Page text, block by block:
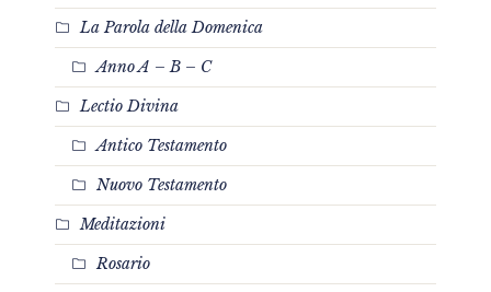
La Parola della Domenica
Anno A – B – C
Lectio Divina
Antico Testamento
Nuovo Testamento
Meditazioni
Rosario